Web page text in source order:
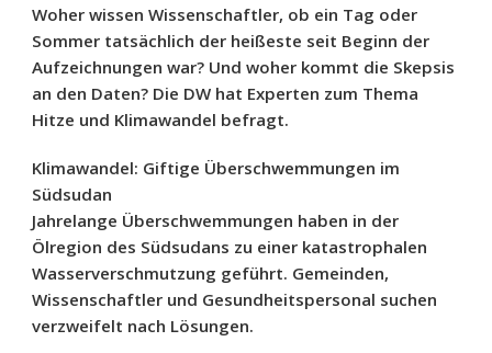
Woher wissen Wissenschaftler, ob ein Tag oder
Sommer tatsächlich der heißeste seit Beginn der
Aufzeichnungen war? Und woher kommt die Skepsis
an den Daten? Die DW hat Experten zum Thema
Hitze und Klimawandel befragt.
Klimawandel: Giftige Überschwemmungen im
Südsudan
Jahrelange Überschwemmungen haben in der
Ölregion des Südsudans zu einer katastrophalen
Wasserverschmutzung geführt. Gemeinden,
Wissenschaftler und Gesundheitspersonal suchen
verzweifelt nach Lösungen.